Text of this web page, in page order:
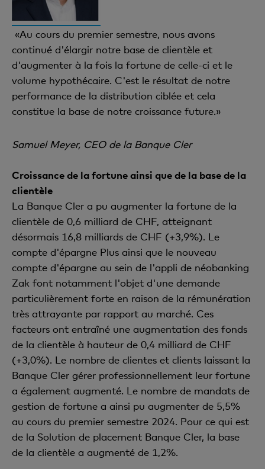
«Au cours du premier semestre, nous avons
continué d'élargir notre base de clientèle et
d'augmenter à la fois la fortune de celle-ci et le
volume hypothécaire. C'est le résultat de notre
performance de la distribution ciblée et cela
constitue la base de notre croissance future.»
Samuel Meyer, CEO de la Banque Cler
Croissance de la fortune ainsi que de la base de la
clientèle
La Banque Cler a pu augmenter la fortune de la
clientèle de 0,6 milliard de CHF, atteignant
désormais 16,8 milliards de CHF (+3,9%). Le
compte d'épargne Plus ainsi que le nouveau
compte d'épargne au sein de l'appli de néobanking
Zak font notamment l'objet d'une demande
particulièrement forte en raison de la rémunération
très attrayante par rapport au marché. Ces
facteurs ont entraîné une augmentation des fonds
de la clientèle à hauteur de 0,4 milliard de CHF
(+3,0%). Le nombre de clientes et clients laissant la
Banque Cler gérer professionnellement leur fortune
a également augmenté. Le nombre de mandats de
gestion de fortune a ainsi pu augmenter de 5,5%
au cours du premier semestre 2024. Pour ce qui est
de la Solution de placement Banque Cler, la base
de la clientèle a augmenté de 1,2%.